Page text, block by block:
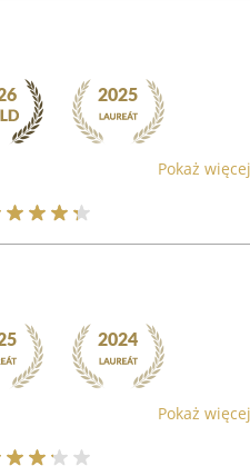
Pokaż
Pokaż